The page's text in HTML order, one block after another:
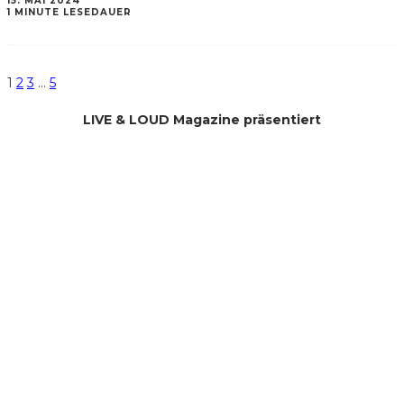
1 MINUTE LESEDAUER
1 2 3 … 5
LIVE & LOUD Magazine präsentiert